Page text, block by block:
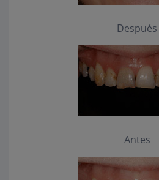
Después
Antes